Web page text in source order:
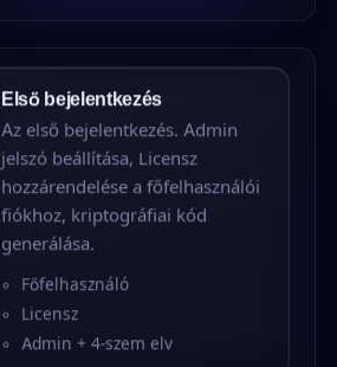
Első bejelentkezés
Az első bejelentkezés. Admin
jelszó beállítása, Licensz
hozzárendelése a főfelhasználói
fiókhoz, kriptográfiai kód
generálása.
Főfelhasználó
Licensz
Admin + 4-szem elv